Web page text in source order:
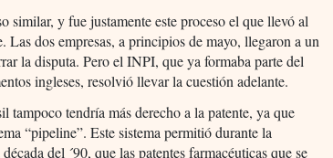
similar, y fue justamente este proceso el que llevó al
dos empresas, a principios de mayo, llegaron a un
la disputa. Pero el INPI, que ya formaba parte del
ingleses, resolvió llevar la cuestión adelante.
tendría más derecho a la patente, ya que
“pipeline”. Este sistema permitió durante la
del ´90, que las patentes farmacéuticas que se